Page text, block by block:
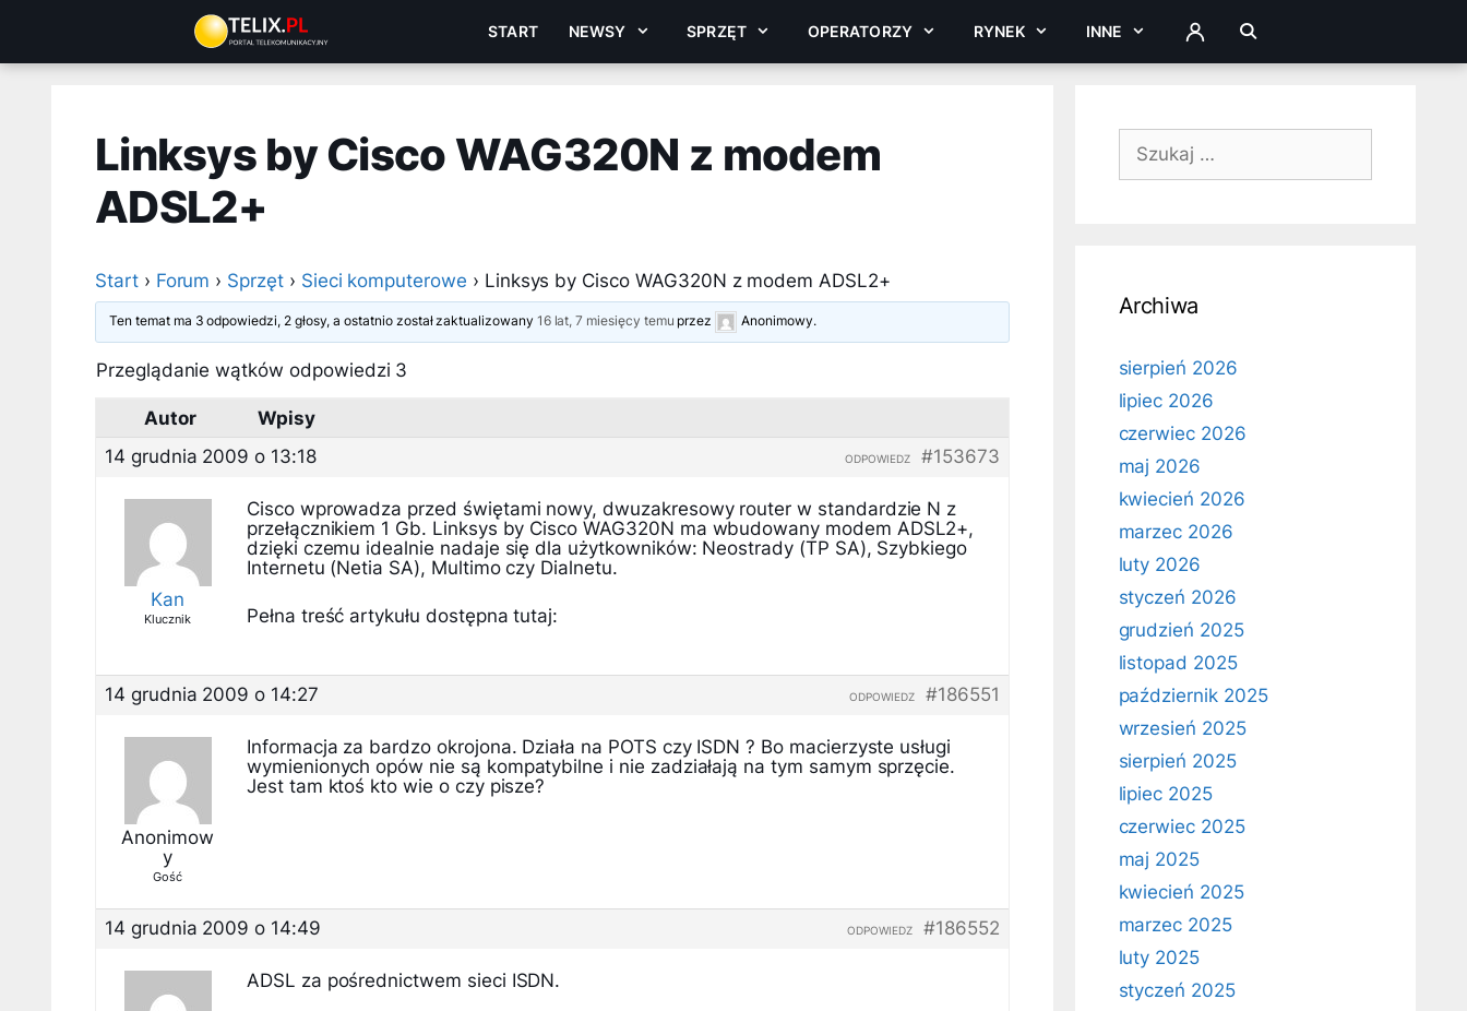
treści
START NEWSY SPRZĘT OPERATORZY RYNEK INNE ZALOGUJ
Linksys by Cisco WAG320N z modem
ADSL2+
Start › Forum › Sprzęt › Sieci komputerowe › Linksys by Cisco WAG320N z modem ADSL2+
Ten temat ma 3 odpowiedzi, 2 głosy, a ostatnio został zaktualizowany 16 lat, 7 miesięcy temu przez Anonimowy.
Przeglądanie wątków odpowiedzi 3
Autor
Wpisy
14 grudnia 2009 o 13:18
#153673
ODPOWIEDZ
Kan
Klucznik
Cisco wprowadza przed świętami nowy, dwuzakresowy router w standardzie N z
przełącznikiem 1 Gb. Linksys by Cisco WAG320N ma wbudowany modem ADSL2+,
dzięki czemu idealnie nadaje się dla użytkowników: Neostrady (TP SA), Szybkiego
Internetu (Netia SA), Multimo czy Dialnetu.
Pełna treść artykułu dostępna tutaj:
14 grudnia 2009 o 14:27 #186551
ODPOWIEDZ
Anonimow
y
Gość
Informacja za bardzo okrojona. Działa na POTS czy ISDN ? Bo macierzyste usługi
wymienionych opów nie są kompatybilne i nie zadziałają na tym samym sprzęcie.
Jest tam ktoś kto wie o czy pisze?
14 grudnia 2009 o 14:49 #186552
ODPOWIEDZ
ADSL za pośrednictwem sieci ISDN.
Szukaj:
Archiwa
sierpień 2026
lipiec 2026
czerwiec 2026
maj 2026
kwiecień 2026
marzec 2026
luty 2026
styczeń 2026
grudzień 2025
listopad 2025
październik 2025
wrzesień 2025
sierpień 2025
lipiec 2025
czerwiec 2025
maj 2025
kwiecień 2025
marzec 2025
luty 2025
styczeń 2025